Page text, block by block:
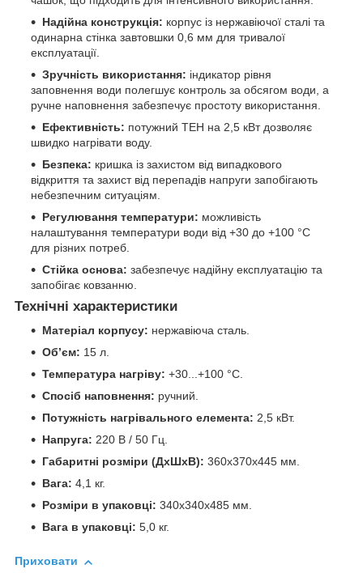
Надійна конструкція: корпус із нержавіючої сталі та
одинарна стінка завтовшки 0,6 мм для тривалої
експлуатації.
Зручність використання: індикатор рівня
заповнення води полегшує контроль за обсягом води, а
ручне наповнення забезпечує простоту використання.
Ефективність: потужний ТЕН на 2,5 кВт дозволяє
швидко нагрівати воду.
Безпека: кришка із захистом від випадкового
відкриття та захист від перепадів напруги запобігають
небезпечним ситуаціям.
Регулювання температури: можливість
налаштування температури води від +30 до +100 °С
для різних потреб.
Стійка основа: забезпечує надійну експлуатацію та
запобігає ковзанню.
Технічні характеристики
Матеріал корпусу: нержавіюча сталь.
Об’єм: 15 л.
Температура нагріву: +30...+100 °С.
Спосіб наповнення: ручний.
Потужність нагрівального елемента: 2,5 кВт.
Напруга: 220 В / 50 Гц.
Габаритні розміри (ДхШхВ): 360х370х445 мм.
Вага: 4,1 кг.
Розміри в упаковці: 340х340х485 мм.
Вага в упаковці: 5,0 кг.
Приховати